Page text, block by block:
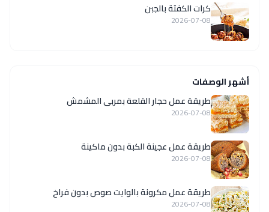
كرات الكفتة بالجبن
2026-07-08
أشهر الوصفات
طريقة عمل حجار القلعة بمربى المشمش
2026-07-08
طريقة عمل عجينة الكبة بدون ماكينة
2026-07-08
طريقة عمل مكرونة بالوايت صوص بدون فراخ
2026-07-08